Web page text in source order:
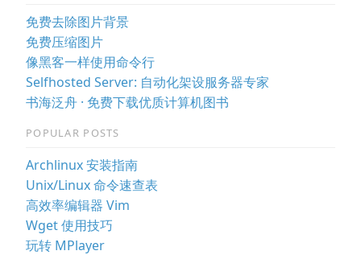
免费去除图片背景
免费压缩图片
像黑客一样使用命令行
Selfhosted Server: 自动化架设服务器专家
书海泛舟 · 免费下载优质计算机图书
POPULAR POSTS
Archlinux 安装指南
Unix/Linux 命令速查表
高效率编辑器 Vim
Wget 使用技巧
玩转 MPlayer